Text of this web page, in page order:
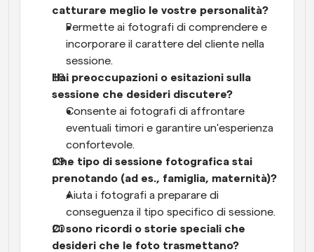
catturare meglio le vostre personalità?
Permette ai fotografi di comprendere e
incorporare il carattere del cliente nella
sessione.
Hai preoccupazioni o esitazioni sulla
sessione che desideri discutere?
Consente ai fotografi di affrontare
eventuali timori e garantire un'esperienza
confortevole.
Che tipo di sessione fotografica stai
prenotando (ad es., famiglia, maternità)?
Aiuta i fotografi a preparare di
conseguenza il tipo specifico di sessione.
Ci sono ricordi o storie speciali che
desideri che le foto trasmettano?